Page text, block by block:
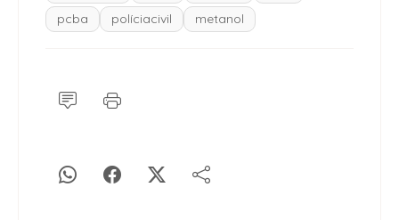
pcba
políciacivil metanol